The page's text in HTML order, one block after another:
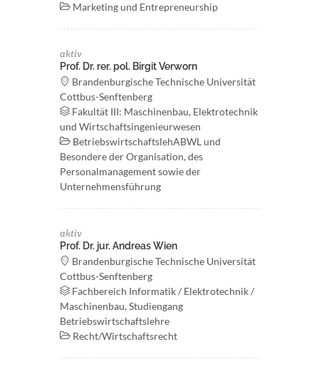
Marketing und Entrepreneurship
aktiv
Prof. Dr. rer. pol. Birgit Verworn
Brandenburgische Technische Universität
Cottbus-Senftenberg
Fakultät III: Maschinenbau, Elektrotechnik
und Wirtschaftsingenieurwesen
BetriebswirtschaftslehABWL und
Besondere der Organisation, des
Personalmanagement sowie der
Unternehmensführung
aktiv
Prof. Dr. jur. Andreas Wien
Brandenburgische Technische Universität
Cottbus-Senftenberg
Fachbereich Informatik / Elektrotechnik /
Maschinenbau, Studiengang
Betriebswirtschaftslehre
Recht/Wirtschaftsrecht